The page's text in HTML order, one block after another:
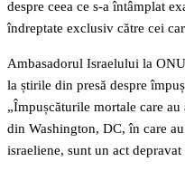
despre ceea ce s-a întâmplat
îndreptate exclusiv către cei
Ambasadorul Israelului la
la știrile din presă despre
„Împușcăturile mortale care
din Washington, DC, în care
israeliene, sunt un act